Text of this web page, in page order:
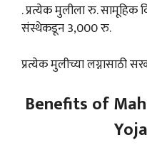
. प्रत्येक मुलीला रु. सामूहिक
संस्थेकडून 3,000 रु.
प्रत्येक मुलीच्या लग्नासाठी
Benefits of